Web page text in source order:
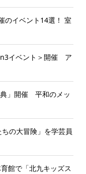
のイベント14選！ 室
イベント＞開催 ア
」開催 平和のメッ
の大冒険」を学芸員
館で「北九キッズス